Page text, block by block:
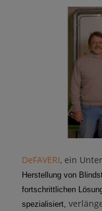
DeFAVERI, ein
Herstellung von
fortschrittlichen
spezialisiert,